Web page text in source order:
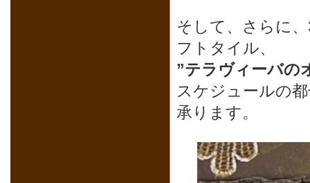
そして、さらに
フトタイル、
”テラヴィーバの
スケジュールの
承ります。